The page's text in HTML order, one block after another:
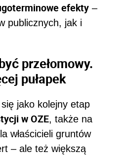
efekty –
publicznych, jak i
przełomowy.
pułapek
jako kolejny etap
w OZE, także na
właścicieli gruntów
– ale też większą